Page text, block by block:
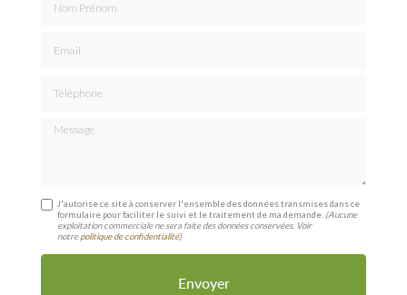
Message
J'autorise ce site à conserver l'ensemble des données transmises dans ce
formulaire pour faciliter le suivi et le traitement de ma demande. (Aucune
exploitation commerciale ne sera faite des données conservées. Voir
notrepolitique de confidentialité)